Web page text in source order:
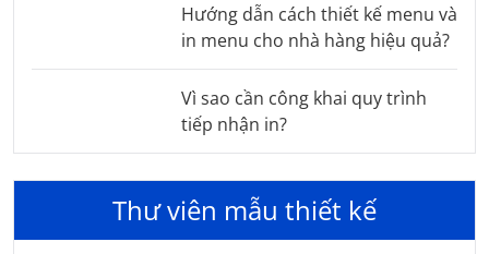
Hướng dẫn cách thiết kế menu và
in menu cho nhà hàng hiệu quả?
Vì sao cần công khai quy trình
tiếp nhận in?
Thư viên mẫu thiết kế